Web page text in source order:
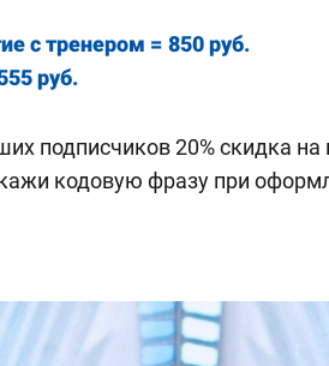
с тренером = 850 руб.
руб.
подписчиков 20% скидка
кодовую фразу при